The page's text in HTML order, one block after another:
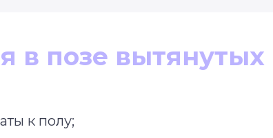
в позе вытянутых
к полу;